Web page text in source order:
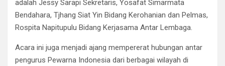
adalah Jessy Sarapi Sekretaris, Yosafat Simarmata
Bendahara, Tjhang Siat Yin Bidang Kerohanian dan Pelmas,
Rospita Napitupulu Bidang Kerjasama Antar Lembaga.
Acara ini juga menjadi ajang mempererat hubungan antar
pengurus Pewarna Indonesia dari berbagai wilayah di